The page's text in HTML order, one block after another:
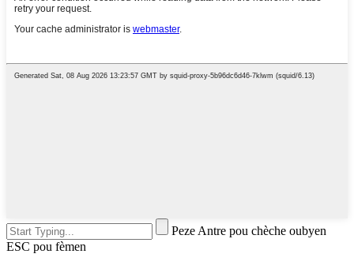
Peze Antre pou chèche oubyen
ESC pou fèmen